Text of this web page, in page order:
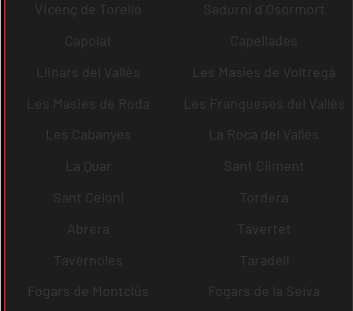
Vicenç de Torelló
Sadurní d´Osormort
Capolat
Capellades
Llinars del Vallès
Les Masíes de Voltregà
Les Masies de Roda
Les Franqueses del Vallès
Les Cabanyes
La Roca del Vallès
La Quar
Sant Climent
Sant Celoni
Tordera
Abrera
Tavertet
Tavèrnoles
Taradell
Fogars de Montclús
Fogars de la Selva